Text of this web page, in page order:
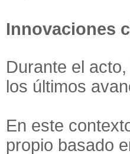
Innovaciones
Durante el
los últimos
En este
propio basado